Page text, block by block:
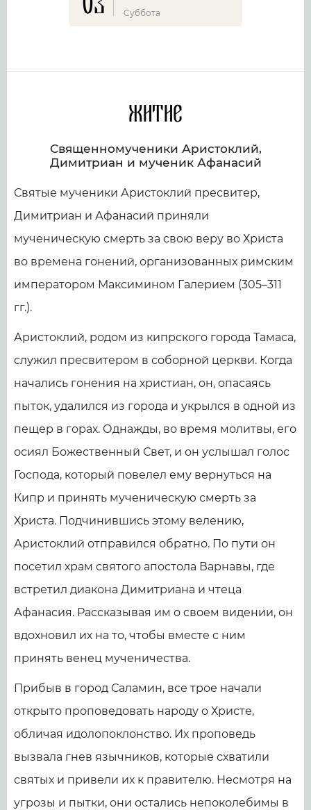
Суббота
Житие
Священномученики Аристоклий,
Димитриан и мученик Афанасий
Святые мученики Аристоклий пресвитер,
Димитриан и Афанасий приняли
мученическую смерть за свою веру во Христа
во времена гонений, организованных римским
императором Максимином Галерием (305–311
гг.).
Аристоклий, родом из кипрского города Тамаса,
служил пресвитером в соборной церкви. Когда
начались гонения на христиан, он, опасаясь
пыток, удалился из города и укрылся в одной из
пещер в горах. Однажды, во время молитвы, его
осиял Божественный Свет, и он услышал голос
Господа, который повелел ему вернуться на
Кипр и принять мученическую смерть за
Христа. Подчинившись этому велению,
Аристоклий отправился обратно. По пути он
посетил храм святого апостола Варнавы, где
встретил диакона Димитриана и чтеца
Афанасия. Рассказывая им о своем видении, он
вдохновил их на то, чтобы вместе с ним
принять венец мученичества.
Прибыв в город Саламин, все трое начали
открыто проповедовать народу о Христе,
обличая идолопоклонство. Их проповедь
вызвала гнев язычников, которые схватили
святых и привели их к правителю. Несмотря на
угрозы и пытки, они остались непоколебимы в